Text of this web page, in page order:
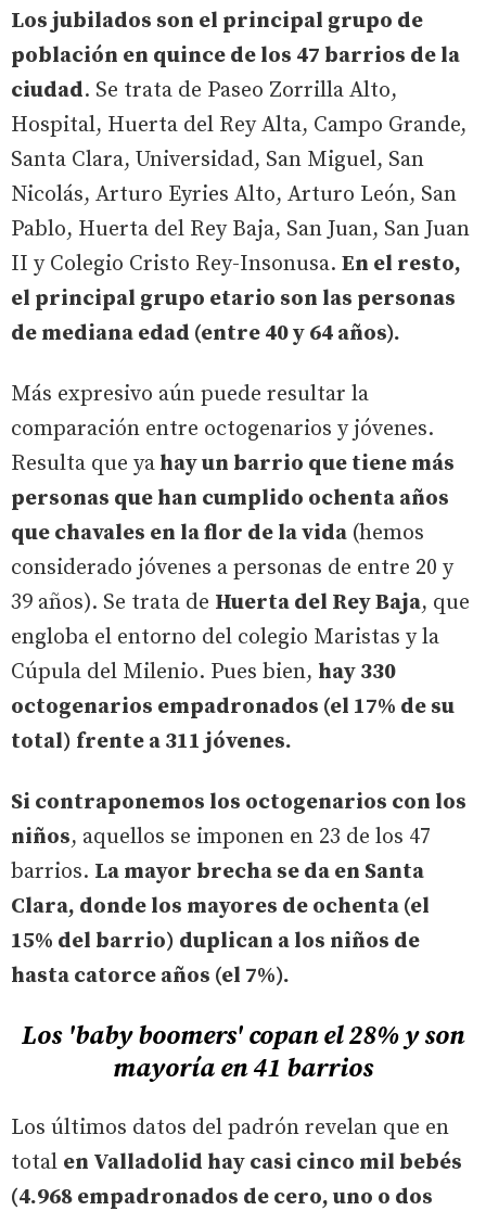
Los jubilados son el principal grupo de
población en quince de los 47 barrios de la
ciudad. Se trata de Paseo Zorrilla Alto,
Hospital, Huerta del Rey Alta, Campo Grande,
Santa Clara, Universidad, San Miguel, San
Nicolás, Arturo Eyries Alto, Arturo León, San
Pablo, Huerta del Rey Baja, San Juan, San Juan
II y Colegio Cristo Rey-Insonusa. En el resto,
el principal grupo etario son las personas
de mediana edad (entre 40 y 64 años).
Más expresivo aún puede resultar la
comparación entre octogenarios y jóvenes.
Resulta que ya hay un barrio que tiene más
personas que han cumplido ochenta años
que chavales en la flor de la vida (hemos
considerado jóvenes a personas de entre 20 y
39 años). Se trata de Huerta del Rey Baja, que
engloba el entorno del colegio Maristas y la
Cúpula del Milenio. Pues bien, hay 330
octogenarios empadronados (el 17% de su
total) frente a 311 jóvenes.
Si contraponemos los octogenarios con los
niños, aquellos se imponen en 23 de los 47
barrios. La mayor brecha se da en Santa
Clara, donde los mayores de ochenta (el
15% del barrio) duplican a los niños de
hasta catorce años (el 7%).
Los 'baby boomers' copan el 28% y son
mayoría en 41 barrios
Los últimos datos del padrón revelan que en
total en Valladolid hay casi cinco mil bebés
(4.968 empadronados de cero, uno o dos